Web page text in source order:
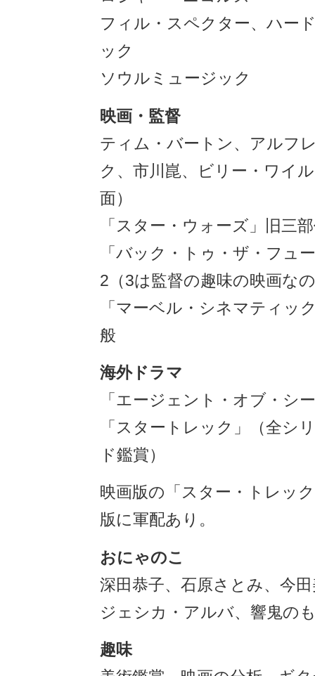
フィル・スペクター、ハー
ック
ソウルミュージック
映画・監督
ティム・バートン、アルフ
ク、市川崑、ビリー・ワイ
面）
「スター・ウォーズ」旧三
「バック・トゥ・ザ・フュ
2（3は監督の趣味の映画な
「マーベル・シネマティッ
般
海外ドラマ
「エージェント・オブ・シ
「スタートレック」（全シ
ド鑑賞）
映画版の「スター・トレッ
版に軍配あり。
おにゃのこ
深田恭子、石原さとみ、今
ジェシカ・アルバ、響鬼の
趣味